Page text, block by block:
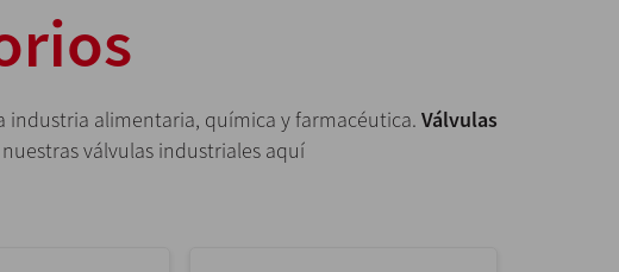
industria alimentaria, química y farmacéutica. Válvulas
válvulas industriales aquí